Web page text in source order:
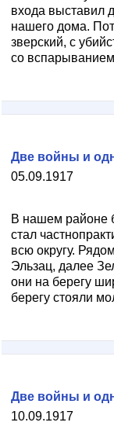
входа выставил
нашего дома.
зверский, с
со
05.09.1917
Две войны и
В нашем районе
стал
всю округу.
Эльзац, далее
они на берегу
берегу стояли
10.09.1917
Две войны и